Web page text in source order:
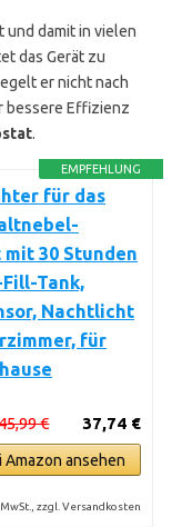
und damit in vielen
das Gerät zu
er nicht nach
bessere Effizienz
.
EMPFEHLUNG
für das
30 Stunden
Tank,
Nachtlicht
für
37,74 €
€
Amazon ansehen
zzgl. Versandkosten